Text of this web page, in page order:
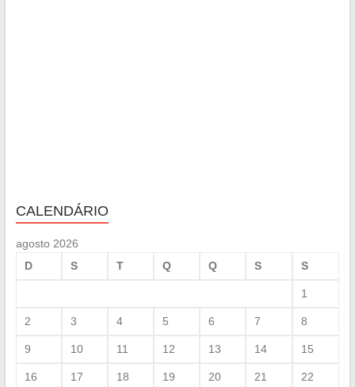
CALENDÁRIO
agosto 2026
D
S T Q Q S S
1
2 3 4 5 6 7 8
9 10 11 12 13 14 15
16 17 18 19 20 21 22